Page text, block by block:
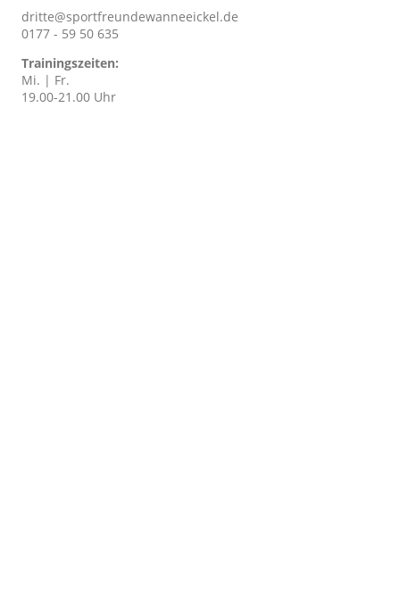
dritte@sportfreundewanneeickel.de
0177 - 59 50 635
Trainingszeiten:
Mi. | Fr.
19.00-21.00 Uhr